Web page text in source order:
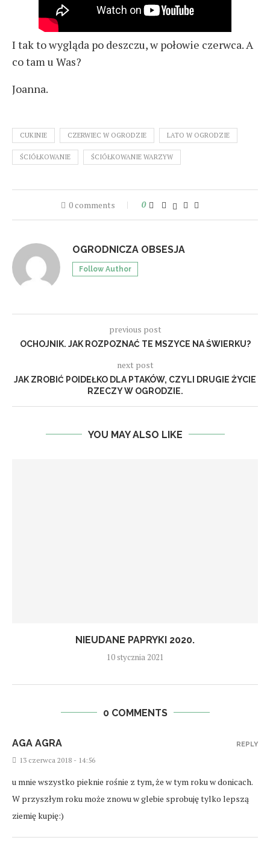
I tak to wygląda po deszczu, w połowie czerwca. A
co tam u Was?
Joanna.
CUKINIE CZERWIEC W OGRODZIE LATO W OGRODZIE
ŚCIÓŁKOWANIE ŚCIÓŁKOWANIE WARZYW
0 comments 0
OGRODNICZA OBSESJA
Follow Author
previous post
OCHOJNIK. JAK ROZPOZNAĆ TE MSZYCE NA ŚWIERKU?
next post
JAK ZROBIĆ POIDEŁKO DLA PTAKÓW, CZYLI DRUGIE ŻYCIE
RZECZY W OGRODZIE.
YOU MAY ALSO LIKE
NIEUDANE PAPRYKI 2020.
10 stycznia 2021
0 COMMENTS
AGA AGRA
13 czerwca 2018 - 14:56
u mnie wszystko pieknie rośnie z tym, że w tym roku w donicach.
W przyszłym roku może znowu w glebie sprobuję tylko lepszą
ziemię kupię:)
REPLY